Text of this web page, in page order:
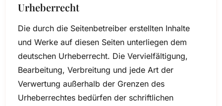
Urheberrecht
Die durch die Seitenbetreiber erstellten Inhalte
und Werke auf diesen Seiten unterliegen dem
deutschen Urheberrecht. Die Vervielfältigung,
Bearbeitung, Verbreitung und jede Art der
Verwertung außerhalb der Grenzen des
Urheberrechtes bedürfen der schriftlichen